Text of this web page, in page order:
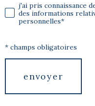
j'ai pris connaissance
des informations
personnelles*
* champs obligatoires
envoyer